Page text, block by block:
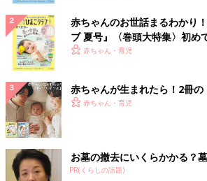
reeechan419さんは、バスケットバッグ（
購入。チャームもついているようで、夏ら
♪ 大容量で、この夏たくさん使いたい！と
カジュアルにも合いそうですね。
発売前からチェック済み♪ ユニクロ
ニクロシェバッグ」
赤ちゃんのお世話まるわかり
ブ 夏号』〈巻頭大特集〉初め
く！ おっぱい・ミルクの基本
赤ちゃん・育児
赤ちゃんが生まれたら！2冊の
赤ちゃん・育児
お墓の撤去にいくらかかる？
PR(くらしの話題)